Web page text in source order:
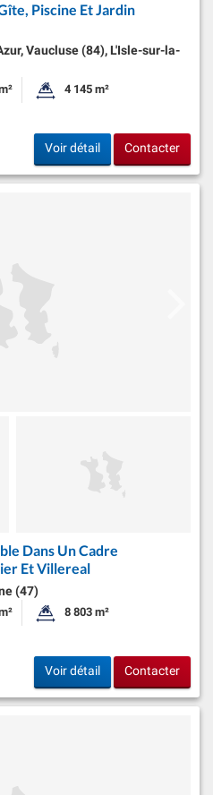
Piscine Et Jardin
Vaucluse (84), L'Isle-sur-la-
habitable:Superficie du terrain:
4 145 m²
Voir détail Contacter
Dans Un Cadre
Et Villereal
(47)
habitable:Superficie du terrain:
8 803 m²
Voir détail Contacter